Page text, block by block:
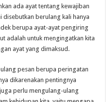
ada ayat tentang kewajiban
disebutkan berulang kali hanya
berupa ayat-ayat pengiring
adalah untuk mengingatkan kita
ayat yang dimaksud.
pesan berupa peringatan
dikarenakan pentingnya
perlu mengulang-ulang